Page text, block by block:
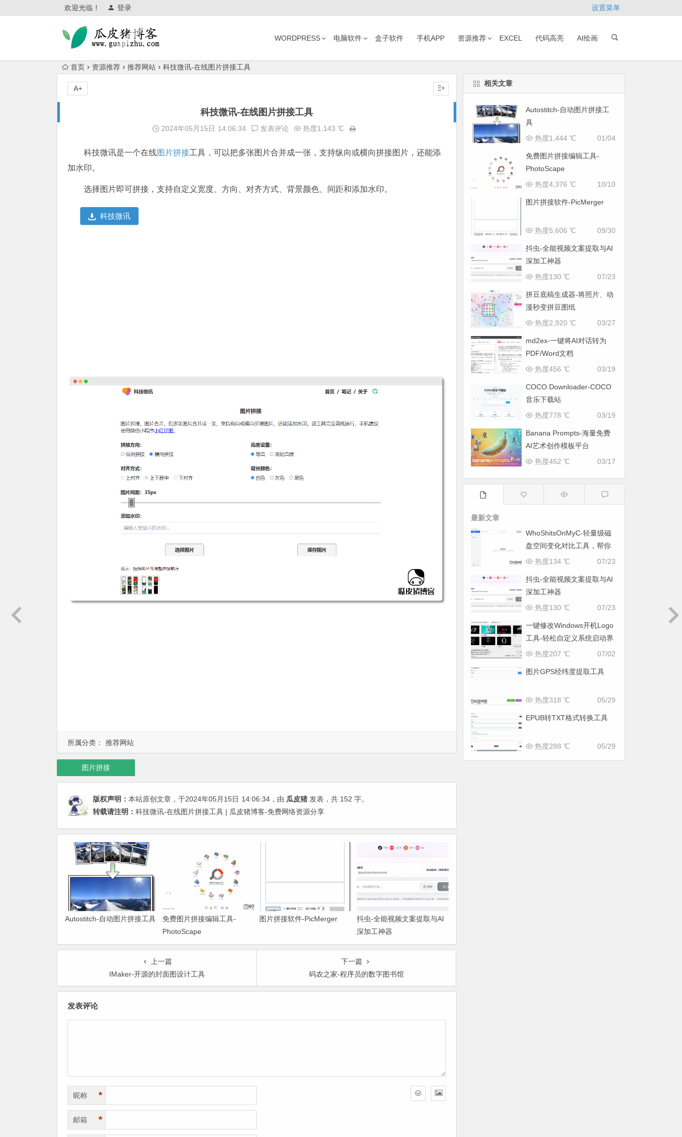
欢迎光临！ 登录 设置菜单
WORDPRESS 电脑软件 盒子软件 手机APP 资源推荐 EXCEL 代码高亮 AI绘画
首页 资源推荐 推荐网站 科技微讯-在线图片拼接工具
科技微讯-在线图片拼接工具
2024年05月15日 14:06:34 发表评论 热度1,143 ℃
科技微讯是一个在线图片拼接工具，可以把多张图片合并成一张，支持纵向或横向拼接图片，还能添
加水印。
选择图片即可拼接，支持自定义宽度、方向、对齐方式、背景颜色、间距和添加水印。
科技微讯
A+
所属分类： 推荐网站
图片拼接
版权声明： 本站原创文章，于2024年05月15日 14:06:34 ，由 瓜皮猪 发表，共 152 字。
转载请注明： 科技微讯-在线图片拼接工具 | 瓜皮猪博客-免费网络资源分享
Autostitch-自动图片拼接工具
免费图片拼接编辑工具-
PhotoScape
图片拼接软件-PicMerger
抖虫-全能视频文案提取与AI
深加工神器
上一篇
IMaker-开源的封面图设计工具
下一篇
码农之家-程序员的数字图书馆
发表评论
昵称 *
邮箱 *
相关文章
Autostitch-自动图片拼接工
具
01/04
热度1,444 ℃
免费图片拼接编辑工具-
PhotoScape
10/10
热度4,376 ℃
图片拼接软件-PicMerger
09/30
热度5,606 ℃
抖虫-全能视频文案提取与AI
深加工神器
07/23
热度130 ℃
拼豆底稿生成器-将照片、动
漫秒变拼豆图纸
03/27
热度2,920 ℃
md2ex-一键将AI对话转为
PDF/Word文档
03/19
热度456 ℃
COCO Downloader-COCO
音乐下载站
03/19
热度778 ℃
Banana Prompts-海量免费
AI艺术创作模板平台
03/17
热度452 ℃
最新文章
WhoShitsOnMyC-轻量级磁
盘空间变化对比工具，帮你
找出“吃掉”空间的罪魁祸首
07/23
热度134 ℃
抖虫-全能视频文案提取与AI
深加工神器
07/23
热度130 ℃
一键修改Windows开机Logo
工具-轻松自定义系统启动界
面
07/02
热度207 ℃
图片GPS经纬度提取工具
05/29
热度318 ℃
EPUB转TXT格式转换工具
05/29
热度288 ℃